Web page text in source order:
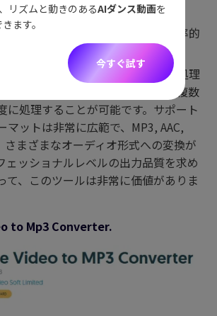
は、動画から音声を高速かつ効率的
きる専門ツールです。
は特に、大量のファイルを迅速に処理
おり、バッチ変換機能を利用して複数
に処理することが可能です。サポート
マットは非常に広範で、MP3, AAC,
さまざまなオーディオ形式への変換が
ェッショナルレベルの出力品質を求め
て、このツールは非常に価値がありま
to Mp3 Converter.
リズムと動きのあるAIダンス動画を
ます。
今すぐ試す